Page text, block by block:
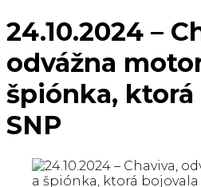
24.10.2024 –
odvážna
špiónka, ktorá
SNP